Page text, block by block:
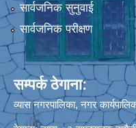
सार्वजनिक सुनुवाई
सार्वजनिक परीक्षण
सम्पर्क ठेगाना:
व्यास नगरपालिका, नगर